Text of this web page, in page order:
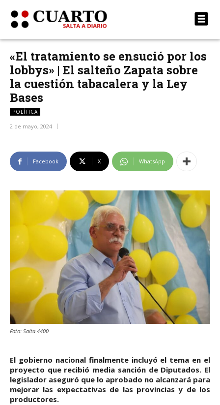
«El tratamiento se ensució por los
lobbys» | El salteño Zapata sobre
la cuestión tabacalera y la Ley
Bases
POLÍTICA
2 de mayo, 2024
Facebook X WhatsApp
Foto: Salta 4400
El gobierno nacional finalmente incluyó el tema en el
proyecto que recibió media sanción de Diputados. El
legislador aseguró que lo aprobado no alcanzará para
mejorar las expectativas de las provincias y de los
productores.